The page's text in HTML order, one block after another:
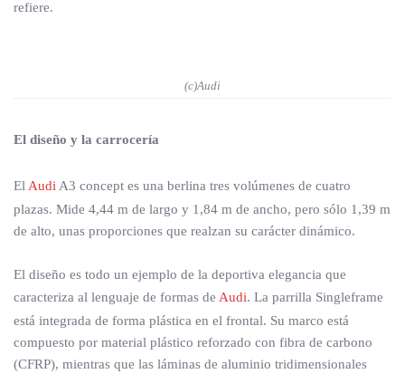
refiere.
(c)Audi
El diseño y la carrocería
El Audi A3 concept es una berlina tres volúmenes de cuatro
plazas. Mide 4,44 m de largo y 1,84 m de ancho, pero sólo 1,39 m
de alto, unas proporciones que realzan su carácter dinámico.
El diseño es todo un ejemplo de la deportiva elegancia que
caracteriza al lenguaje de formas de Audi. La parrilla Singleframe
está integrada de forma plástica en el frontal. Su marco está
compuesto por material plástico reforzado con fibra de carbono
(CFRP), mientras que las láminas de aluminio tridimensionales